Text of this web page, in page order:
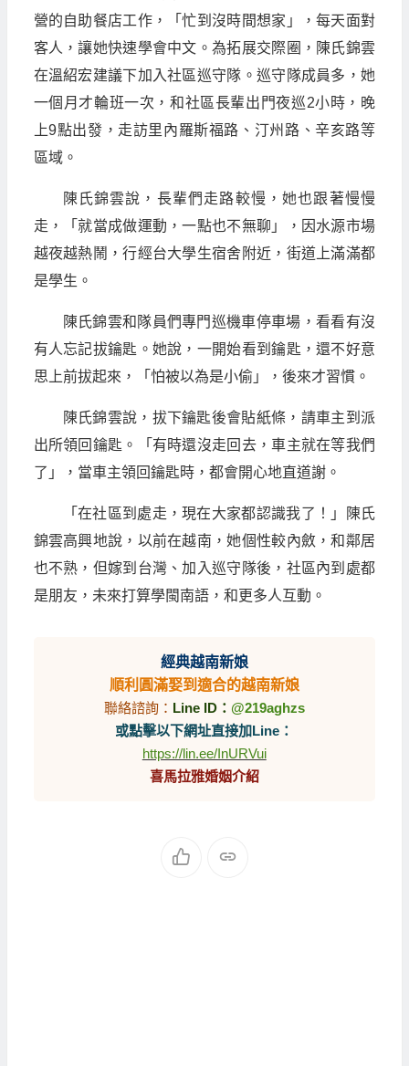
營的自助餐店工作，「忙到沒時間想家」，每天面對
客人，讓她快速學會中文。為拓展交際圈，陳氏錦雲
在溫紹宏建議下加入社區巡守隊。巡守隊成員多，她
一個月才輪班一次，和社區長輩出門夜巡2小時，晚
上9點出發，走訪里內羅斯福路、汀州路、辛亥路等
區域。
陳氏錦雲說，長輩們走路較慢，她也跟著慢慢
走，「就當成做運動，一點也不無聊」，因水源市場
越夜越熱鬧，行經台大學生宿舍附近，街道上滿滿都
是學生。
陳氏錦雲和隊員們專門巡機車停車場，看看有沒
有人忘記拔鑰匙。她說，一開始看到鑰匙，還不好意
思上前拔起來，「怕被以為是小偷」，後來才習慣。
陳氏錦雲說，拔下鑰匙後會貼紙條，請車主到派
出所領回鑰匙。「有時還沒走回去，車主就在等我們
了」，當車主領回鑰匙時，都會開心地直道謝。
「在社區到處走，現在大家都認識我了！」陳氏
錦雲高興地說，以前在越南，她個性較內斂，和鄰居
也不熟，但嫁到台灣、加入巡守隊後，社區內到處都
是朋友，未來打算學閩南語，和更多人互動。
經典越南新娘
順利圓滿娶到適合的越南新娘
聯絡諮詢： Line ID： @219aghzs
或點擊以下網址直接加Line：
https://lin.ee/InURVui
喜馬拉雅婚姻介紹